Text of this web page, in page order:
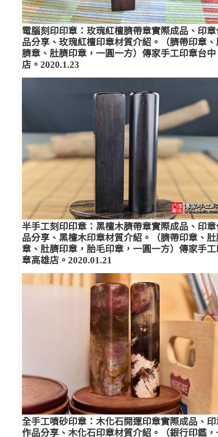
電腦刻印印章：玫瑰紅檀臍帶章實際成品、印章
品分享、玫瑰紅檀印章材質介紹。（臍帶印章、
臍章、肚臍印章，一圓一方）傳家手工印章台中
店。2020.1.23
半手工刻印印章：黑檀木臍帶章實際成品、印章
品分享、黑檀木印章材質介紹。（臍帶印章、肚
章、肚臍印章，胎毛印章，一圓一方）傳家手工
章高雄店。2020.01.21
全手工噴砂印章：木化石開運印章實際成品、印
作品分享、木化石印章材質介紹。（銀行印鑑，